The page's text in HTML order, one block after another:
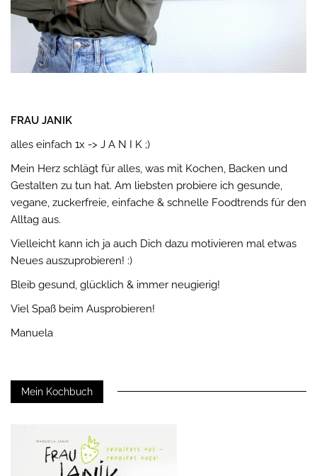
FRAU JANIK
alles einfach 1x -> J A N I K ;)
Mein Herz schlägt für alles, was mit Kochen, Backen und
Gestalten zu tun hat. Am liebsten probiere ich gesunde,
vegane, zuckerfreie, einfache & schnelle Foodtrends für den
Alltag aus.
Vielleicht kann ich ja auch Dich dazu motivieren mal etwas
Neues auszuprobieren! :)
Bleib gesund, glücklich & immer neugierig!
Viel Spaß beim Ausprobieren!
Manuela
Mein Kochbuch